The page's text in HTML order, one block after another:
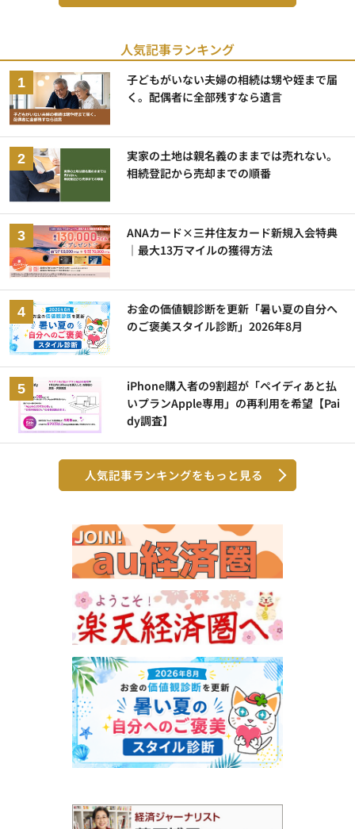
人気記事ランキング
子どもがいない夫婦の相続は甥や姪まで届
く。配偶者に全部残すなら遺言
実家の土地は親名義のままでは売れない。
相続登記から売却までの順番
ANAカード×三井住友カード新規入会特典
｜最大13万マイルの獲得方法
お金の価値観診断を更新「暑い夏の自分へ
のご褒美スタイル診断」2026年8月
iPhone購入者の9割超が「ペイディあと払
いプランApple専用」の再利用を希望【Pai
dy調査】
人気記事ランキングをもっと見る